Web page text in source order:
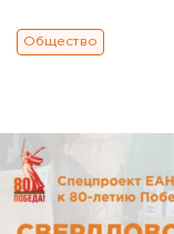
Общество